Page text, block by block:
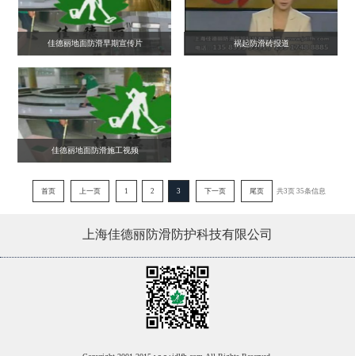
佳德丽地面防滑早期宣传片 祸起防滑砖报道
佳德丽地面防滑施工视频
首页 上一页 1 2 3 下一页 尾页 共3页 35条信息
上海佳德丽防滑防护科技有限公司